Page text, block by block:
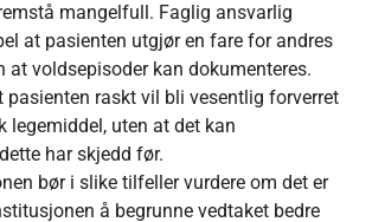
mangelfull. Faglig ansvarlig
at pasienten utgjør en fare for andres
at voldsepisoder kan dokumenteres.
pasienten raskt vil bli vesentlig forverret
legemiddel, uten at det kan
har skjedd før.
bør i slike tilfeller vurdere om det er
å begrunne vedtaket bedre